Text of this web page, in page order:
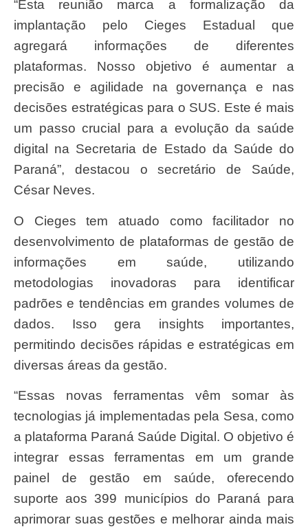
“Esta reunião marca a formalização da
implantação pelo Cieges Estadual que
agregará informações de diferentes
plataformas. Nosso objetivo é aumentar a
precisão e agilidade na governança e nas
decisões estratégicas para o SUS. Este é mais
um passo crucial para a evolução da saúde
digital na Secretaria de Estado da Saúde do
Paraná”, destacou o secretário de Saúde,
César Neves.
O Cieges tem atuado como facilitador no
desenvolvimento de plataformas de gestão de
informações em saúde, utilizando
metodologias inovadoras para identificar
padrões e tendências em grandes volumes de
dados. Isso gera insights importantes,
permitindo decisões rápidas e estratégicas em
diversas áreas da gestão.
“Essas novas ferramentas vêm somar às
tecnologias já implementadas pela Sesa, como
a plataforma Paraná Saúde Digital. O objetivo é
integrar essas ferramentas em um grande
painel de gestão em saúde, oferecendo
suporte aos 399 municípios do Paraná para
aprimorar suas gestões e melhorar ainda mais